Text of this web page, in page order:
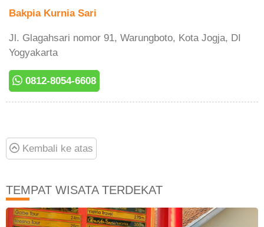
Bakpia Kurnia Sari
Jl. Glagahsari nomor 91, Warungboto, Kota Jogja, DI
Yogyakarta
0812-8054-6608
Kembali ke atas
TEMPAT WISATA TERDEKAT